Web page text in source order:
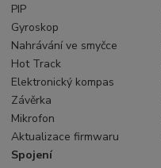
PIP
Gyroskop
Nahrávání ve smyčce
Hot Track
Elektronický kompas
Závěrka
Mikrofon
Aktualizace firmwaru
Spojení